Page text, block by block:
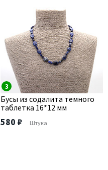
3
Бусы из содалита темного
таблетка 16*12 мм
580 ₽ Штука